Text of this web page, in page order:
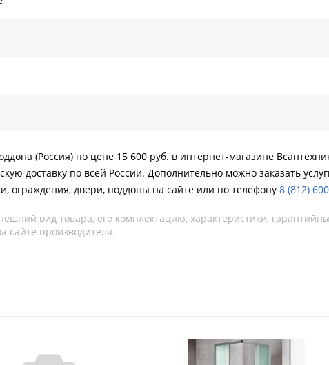
(Россия) по цене 15 600 руб. в интернет-магазине
доставку по всей России. Дополнительно можно заказать
ограждения, двери, поддоны на сайте или по телефону 8 (812)
вид товара, его комплектацию, характеристики,
сайте производителя.